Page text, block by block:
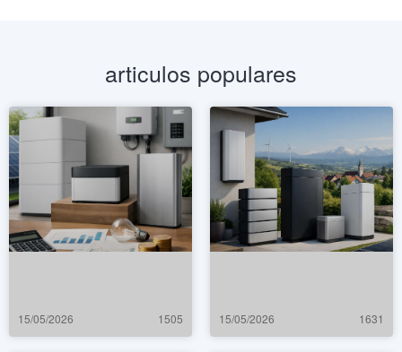
articulos populares
15/05/2026 1505 15/05/2026 1631